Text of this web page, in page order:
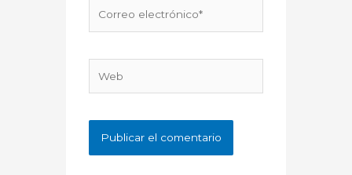
electrónico*